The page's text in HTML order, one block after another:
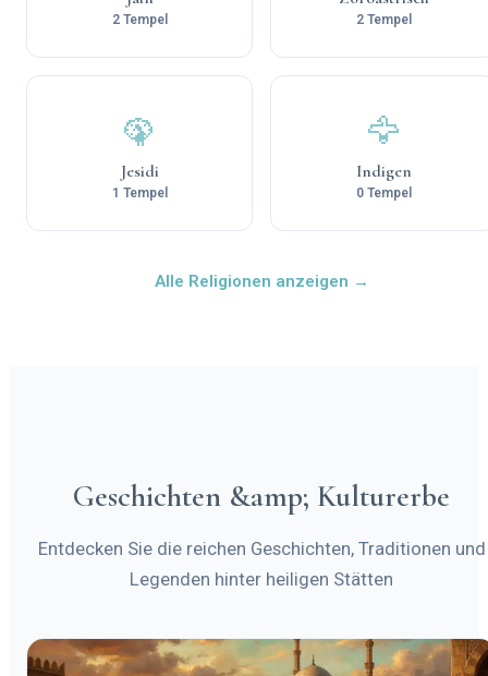
2 Tempel 2 Tempel
🦚
Jesidi
1 Tempel
🦅
Indigen
0 Tempel
Alle Religionen anzeigen →
Geschichten &amp; Kulturerbe
Entdecken Sie die reichen Geschichten, Traditionen und
Legenden hinter heiligen Stätten